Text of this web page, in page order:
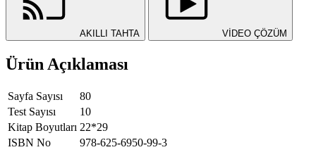
AKILLI TAHTA VİDEO ÇÖZÜM
Ürün Açıklaması
Sayfa Sayısı
80
Test Sayısı
10
Kitap Boyutları 22*29
ISBN No
978-625-6950-99-3